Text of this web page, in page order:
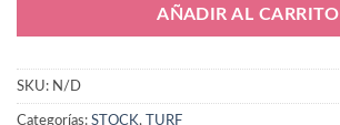
AÑADIR AL CARRITO
SKU: N/D
Categorías: STOCK, TURF